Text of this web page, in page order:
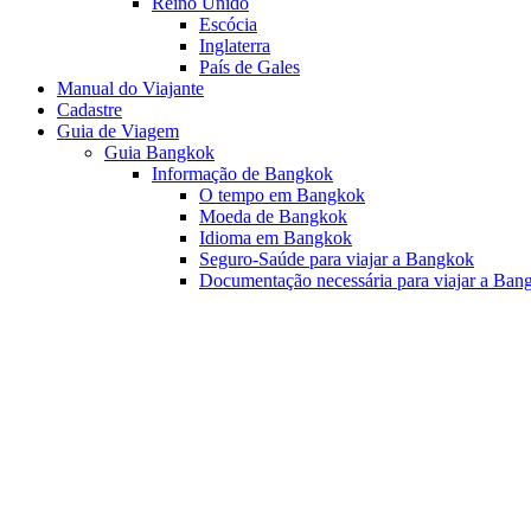
Escócia
Inglaterra
País de Gales
Manual do Viajante
Cadastre
Guia de Viagem
Guia Bangkok
Informação de Bangkok
O tempo em Bangkok
Moeda de Bangkok
Idioma em Bangkok
Seguro-Saúde para viajar a Bangkok
Documentação necessária para viajar a